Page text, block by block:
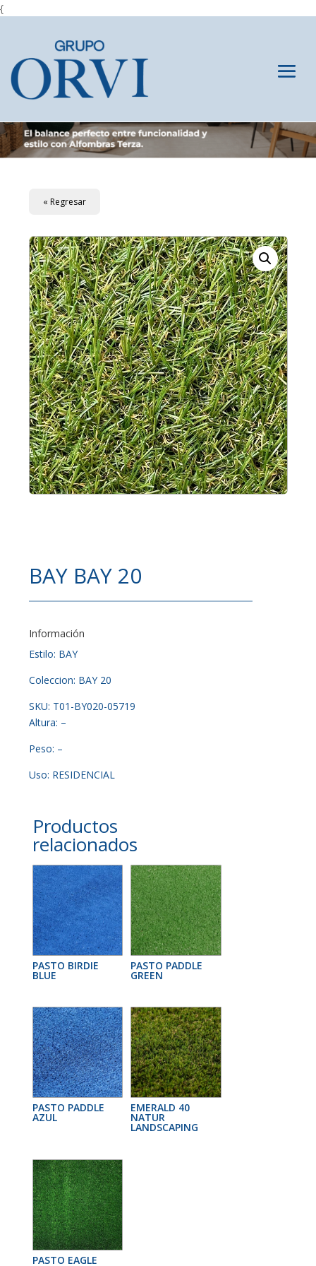
{
« Regresar
BAY BAY 20
Información
Estilo: BAY
Coleccion: BAY 20
SKU: T01-BY020-05719
Altura: –
Peso: –
Uso: RESIDENCIAL
Productos
relacionados
PASTO BIRDIE
BLUE
PASTO PADDLE
GREEN
PASTO PADDLE
AZUL
EMERALD 40
NATUR
LANDSCAPING
PASTO EAGLE